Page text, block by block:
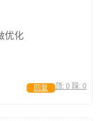
优化
顶: 0 踩: 0
回复